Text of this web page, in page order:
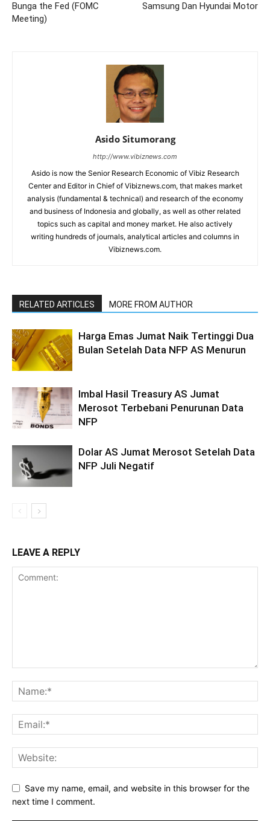
Bunga the Fed (FOMC
Meeting)
Samsung Dan Hyundai Motor
Asido Situmorang
http://www.vibiznews.com
Asido is now the Senior Research Economic of Vibiz Research
Center and Editor in Chief of Vibiznews.com, that makes market
analysis (fundamental & technical) and research of the economy
and business of Indonesia and globally, as well as other related
topics such as capital and money market. He also actively
writing hundreds of journals, analytical articles and columns in
Vibiznews.com.
RELATED ARTICLES MORE FROM AUTHOR
Harga Emas Jumat Naik Tertinggi Dua
Bulan Setelah Data NFP AS Menurun
Imbal Hasil Treasury AS Jumat
Merosot Terbebani Penurunan Data
NFP
Dolar AS Jumat Merosot Setelah Data
NFP Juli Negatif
LEAVE A REPLY
Save my name, email, and website in this browser for the
next time I comment.